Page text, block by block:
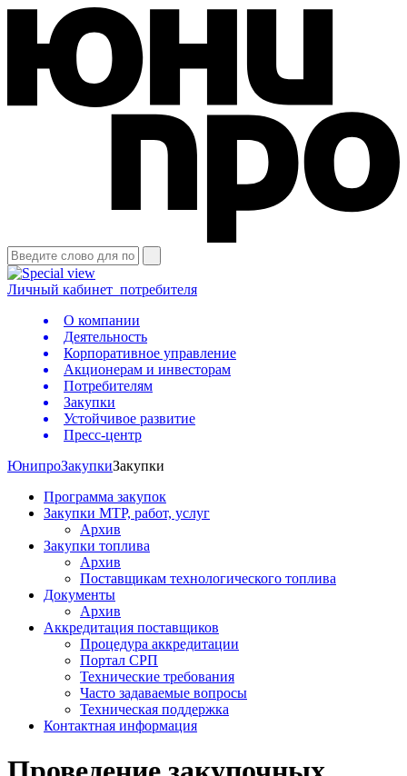
Личный кабинет потребителя
О компании
Деятельность
Корпоративное управление
Акционерам и инвесторам
Потребителям
Закупки
Устойчивое развитие
Пресс-центр
ЮнипроЗакупкиЗакупки
Программа закупок
Закупки МТР, работ, услуг
Архив
Закупки топлива
Архив
Поставщикам технологического топлива
Документы
Архив
Аккредитация поставщиков
Процедура аккредитации
Портал СРП
Технические требования
Часто задаваемые вопросы
Техническая поддержка
Контактная информация